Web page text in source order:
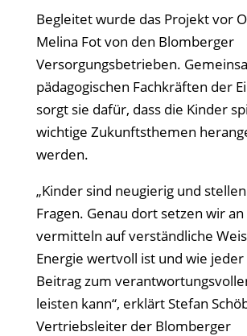
Begleitet wurde das Projekt vor
Melina Fot von den Blomberger
Versorgungsbetrieben.
pädagogischen Fachkräften der
sorgt sie dafür, dass die Kinder
wichtige Zukunftsthemen
werden.
„Kinder sind neugierig und
Fragen. Genau dort setzen wir an
vermitteln auf verständliche
Energie wertvoll ist und wie
Beitrag zum
leisten kann“, erklärt Stefan
Vertriebsleiter der Blomberger